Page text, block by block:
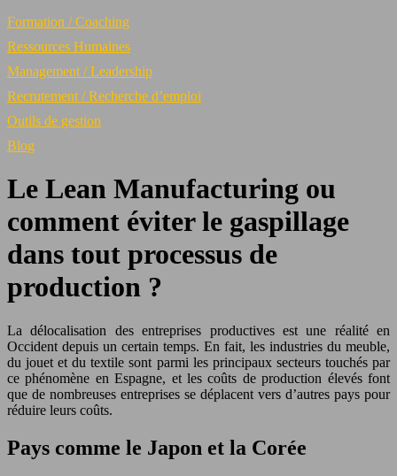
Formation / Coaching
Ressources Humaines
Management / Leadership
Recrutement / Recherche d’emploi
Outils de gestion
Blog
Le Lean Manufacturing ou
comment éviter le gaspillage
dans tout processus de
production ?
La délocalisation des entreprises productives est une réalité en
Occident depuis un certain temps. En fait, les industries du meuble,
du jouet et du textile sont parmi les principaux secteurs touchés par
ce phénomène en Espagne, et les coûts de production élevés font
que de nombreuses entreprises se déplacent vers d’autres pays pour
réduire leurs coûts.
Pays comme le Japon et la Corée